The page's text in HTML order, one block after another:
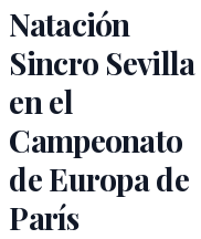
Natación
Sincro Sevilla
en el
Campeonato
de Europa de
París